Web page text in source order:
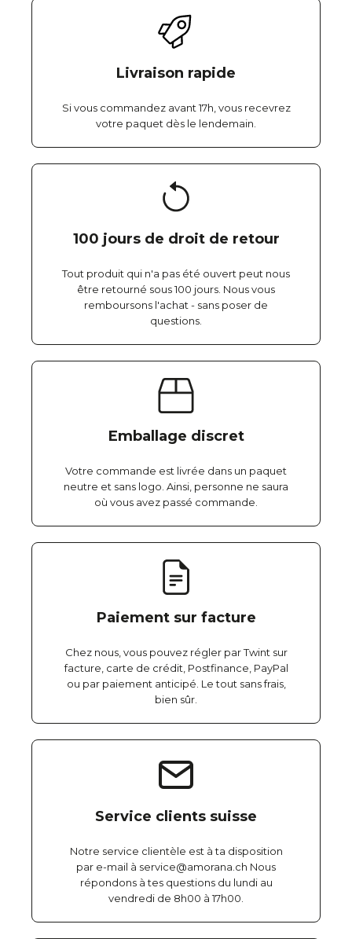
Livraison rapide
Si vous commandez avant 17h, vous recevrez
votre paquet dès le lendemain.
100 jours de droit de retour
Tout produit qui n'a pas été ouvert peut nous
être retourné sous 100 jours. Nous vous
remboursons l'achat - sans poser de
questions.
Emballage discret
Votre commande est livrée dans un paquet
neutre et sans logo. Ainsi, personne ne saura
où vous avez passé commande.
Paiement sur facture
Chez nous, vous pouvez régler par Twint sur
facture, carte de crédit, Postfinance, PayPal
ou par paiement anticipé. Le tout sans frais,
bien sûr.
Service clients suisse
Notre service clientèle est à ta disposition
par e-mail à service@amorana.ch Nous
répondons à tes questions du lundi au
vendredi de 8h00 à 17h00.